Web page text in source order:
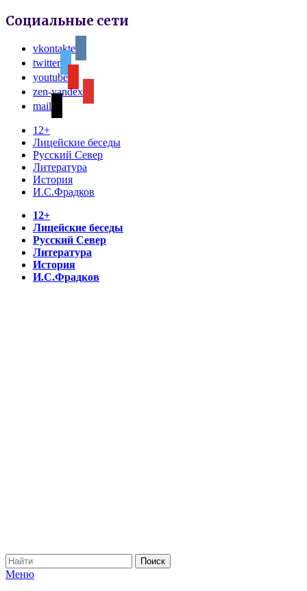
Социальные сети
vkontakte
twitter
youtube
zen-yandex
mail
12+
Лицейские беседы
Русский Север
Литература
История
И.С.Фрадков
12+
Лицейские беседы
Русский Север
Литература
История
И.С.Фрадков
Меню